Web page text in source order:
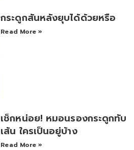
กระดูกสันหลังยุบได้ด้วยหรือ
Read More »
เช็กหน่อย! หมอนรองกระดูกทับ
เส้น ใครเป็นอยู่บ้าง
Read More »